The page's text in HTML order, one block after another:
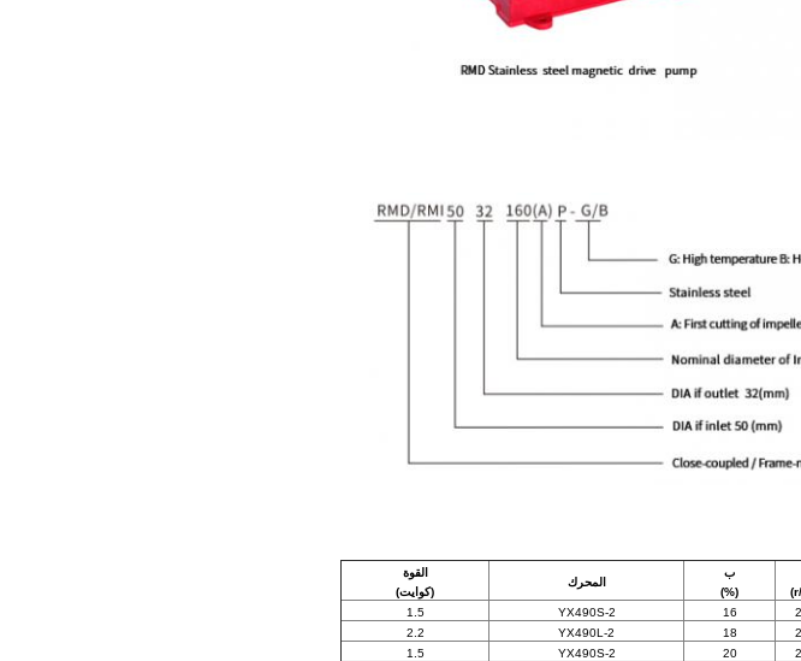
ب
(%)
المحرك
القوة
(كوايت)
16
YX490S-2
1.5
18
YX490L-2
2.2
20
YX490S-2
1.5